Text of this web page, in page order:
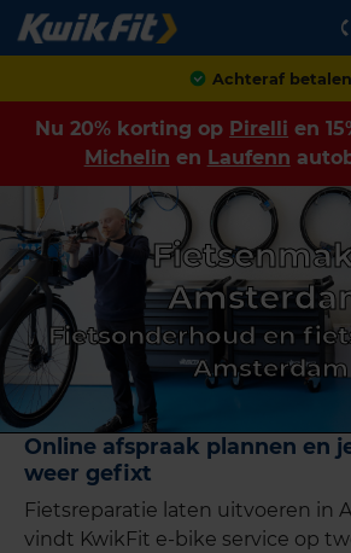
Achteraf betalen
Nu 20% korting op Pirelli en
Michelin en Laufenn
Fietsonderhoud en
Amsterdam
Online afspraak plannen en
weer gefixt
Fietsreparatie laten uitvoeren in
vindt KwikFit e-bike service op